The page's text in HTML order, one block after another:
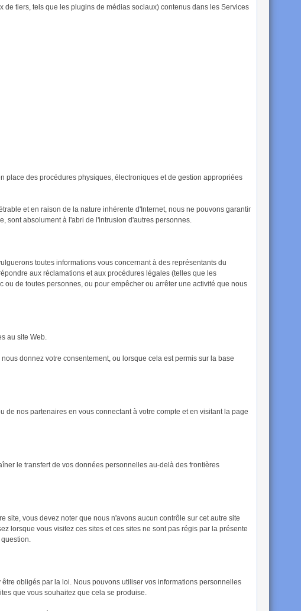
tiers, tels que les plugins de médias sociaux) contenus dans les Services
place des procédures physiques, électroniques et de gestion appropriées
et en raison de la nature inhérente d'Internet, nous ne pouvons garantir
sont absolument à l'abri de l'intrusion d'autres personnes.
toutes informations vous concernant à des représentants du
aux réclamations et aux procédures légales (telles que les
de toutes personnes, ou pour empêcher ou arrêter une activité que nous
au site Web.
donnez votre consentement, ou lorsque cela est permis sur la base
nos partenaires en vous connectant à votre compte et en visitant la page
le transfert de vos données personnelles au-delà des frontières
site, vous devez noter que nous n'avons aucun contrôle sur cet autre site
lorsque vous visitez ces sites et ces sites ne sont pas régis par la présente
obligés par la loi. Nous pouvons utiliser vos informations personnelles
que vous souhaitez que cela se produise.